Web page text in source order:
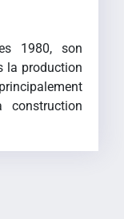
1980, son
la production